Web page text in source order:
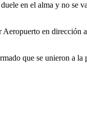
en el alma y no se
en
que se unieron a